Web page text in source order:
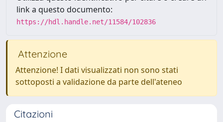
link a questo documento:
https://hdl.handle.net/11584/102836
Attenzione
Attenzione! I dati visualizzati non sono stati
sottoposti a validazione da parte dell'ateneo
Citazioni